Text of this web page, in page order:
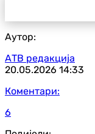
Аутор:
АТВ редакција
20.05.2026 14:33
Коментари:
6